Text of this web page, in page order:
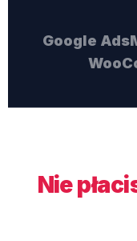
Google Ads
Nie